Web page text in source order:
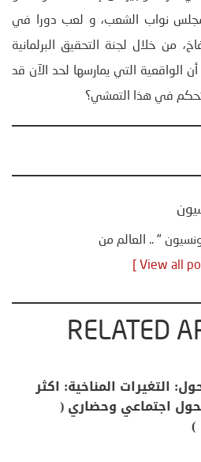
نواب الشعب، و لعب دورا في
من خلال لجنة التحقيق البرلمانية
الواقعية التي يمارسها لحد الآن قد
في هذا التمشي؟
" .. العالم من
RELATED
التغيرات المناخية: اكثر
اجتماعي وحضاري (
)